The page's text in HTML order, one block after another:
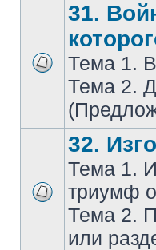
31.
Тема 1.
Тема 2.
32.
Тема 1.
триумф
Тема 2.
или